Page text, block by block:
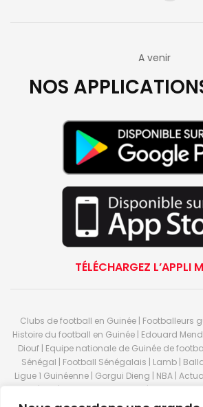
A venir
NOS
TÉLÉCHARGEZ L’APPLI
Clubs de football en Guinée | Footballeurs
Histoire du football en Guinée | Edouard
Diouf | Equipe nationale de Guinée de
Sénégal | Football Sénégalais | Lamb |
Ligue 1 Guinéenne | Gorgui Dieng | NBA |
direct | But | Actualité au Guinée | Premier
A | LSFP | Conakry | Guinée | Sport Guineen |